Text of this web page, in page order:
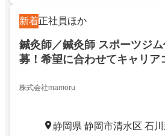
新着正社員ほか
鍼灸師／鍼灸師 スポーツジ
募！希望に合わせてキャリア
株式会社mamoru
静岡県 静岡市清水区 石